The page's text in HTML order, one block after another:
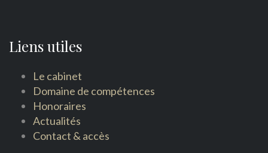
Liens utiles
Le cabinet
Domaine de compétences
Honoraires
Actualités
Contact & accès